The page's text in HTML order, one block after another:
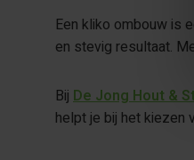
Een kliko ombouw is
en stevig resultaat.
Bij De Jong Hout &
helpt je bij het kiezen